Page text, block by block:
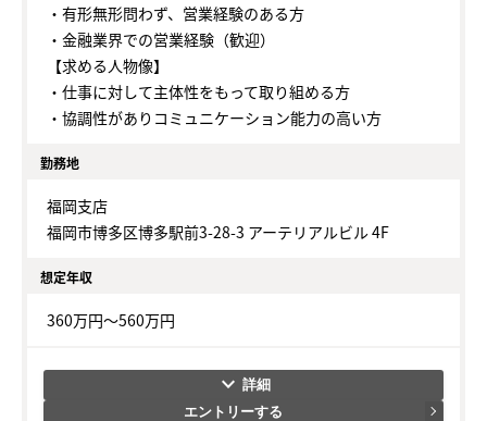
・有形無形問わず、営業経験のある方
・金融業界での営業経験（歓迎）
【求める人物像】
・仕事に対して主体性をもって取り組める方
・協調性がありコミュニケーション能力の高い方
勤務地
福岡支店
福岡市博多区博多駅前3-28-3 アーテリアルビル 4F
想定年収
360万円～560万円
keyboard_arrow_down
エントリーする